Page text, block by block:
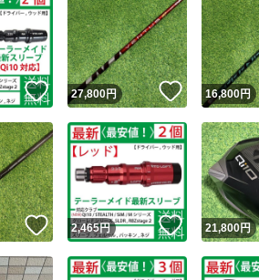
いいね！
27,800円 いいね！
16,800円
いいね！
2,465円 いいね！
21,800円